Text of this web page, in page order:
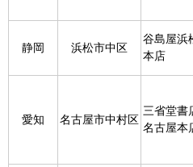
静岡 浜松市中区
谷島屋浜
本店
愛知 名古屋市中村区
三省堂書
名古屋本